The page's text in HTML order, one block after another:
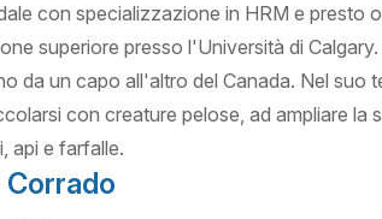
con specializzazione in HRM e presto
superiore presso l'Università di
da un capo all'altro del Canada. Nel suo
con creature pelose, ad ampliare la
api e farfalle.
Corrado